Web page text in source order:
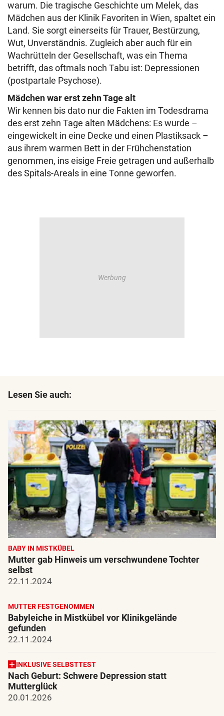
warum. Die tragische Geschichte um Melek, das
Mädchen aus der Klinik Favoriten in Wien, spaltet ein
Land. Sie sorgt einerseits für Trauer, Bestürzung,
Wut, Unverständnis. Zugleich aber auch für ein
Wachrütteln der Gesellschaft, was ein Thema
betrifft, das oftmals noch Tabu ist: Depressionen
(postpartale Psychose).
Mädchen war erst zehn Tage alt
Wir kennen bis dato nur die Fakten im Todesdrama
des erst zehn Tage alten Mädchens: Es wurde –
eingewickelt in eine Decke und einen Plastiksack –
aus ihrem warmen Bett in der Frühchenstation
genommen, ins eisige Freie getragen und außerhalb
des Spitals-Areals in eine Tonne geworfen.
Lesen Sie auch:
BABY IN MISTKÜBEL
Mutter gab Hinweis um verschwundene Tochter
selbst
22.11.2024
MUTTER FESTGENOMMEN
Babyleiche in Mistkübel vor Klinikgelände
gefunden
22.11.2024
INKLUSIVE SELBSTTEST
Nach Geburt: Schwere Depression statt
Mutterglück
20.01.2026